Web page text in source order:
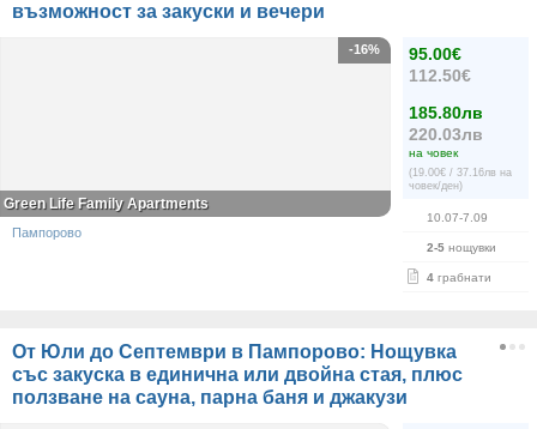
възможност за закуски и вечери
95.00€
112.50€
185.80лв
220.03лв
на човек
(19.00€ / 37.16лв на
човек/ден)
10.07-7.09
2-5 нощувки
4 грабнати
-16%
Green Life Family Apartments
Пампорово
От Юли до Септември в Пампорово: Нощувка
със закуска в единична или двойна стая, плюс
ползване на сауна, парна баня и джакузи